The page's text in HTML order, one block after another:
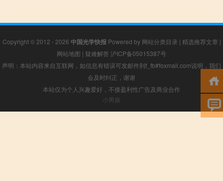
Copyright © 2012 - 2026 中国光学快报 Powered by 网站分类目录 | 精选推荐文章 |
网站地图 | 疑难解答 沪ICP备05015387号
声明：本站内容来自互联网，如信息有错误可发邮件到f_fb#foxmail.com说明，我们
会及时纠正，谢谢
本站仅为个人兴趣爱好，不接盈利性广告及商业合作
小男孩